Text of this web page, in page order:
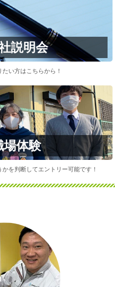
説明会
い方はこちらから！
場体験
を判断してエントリー可能です！